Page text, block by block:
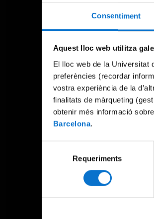
Consentiment
Aquest lloc web utilitza
El lloc web de la Universitat
preferències (recordar
vostra experiència de la
finalitats de màrqueting
obtenir més informació
Barcelona.
consentiment
Requeriments